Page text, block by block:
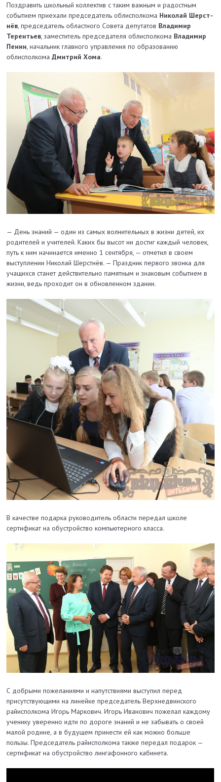
Поздравить школьный коллектив с таким важным и радостным
событием приехали председатель облисполкома Николай Шерст­
нёв, председатель областного Совета депутатов Владимир
Терентьев, замес­титель председателя облисполкома Владимир
Пенин, начальник главного управления по образованию
облисполкомаДмитрий Хома.
— День знаний — один из самых волнительных в жизни детей, их
родителей и учителей. Каких бы высот ни достиг каждый человек,
путь к ним начинается именно 1 сентября, — отметил в своем
выступлении Николай Шерстнёв. — Праздник первого звонка для
учащихся станет действительно памятным и знаковым событием в
жизни, ведь проходит он в обновленном здании.
В качестве подарка руководитель области передал школе
сертификат на обустройство компьютерного класса.
С добрыми пожеланиями и напутствиями выступил перед
присутствующими на линейке председатель Верхнедвинского
райисполкома Игорь Маркович. Игорь Иванович пожелал каждому
ученику уверенно идти по дороге знаний и не забывать о своей
малой родине, а в будущем принести ей как можно больше
пользы. Председатель райисполкома также передал подарок —
сертификат на обустройство лингафонного кабинета.